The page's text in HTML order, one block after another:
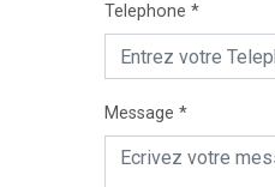
Telephone *
Message *